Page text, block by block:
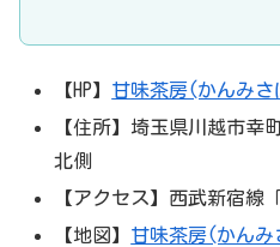
【HP】 甘味茶房(かんみ
【住所】埼玉県川越市幸
北側
【アクセス】西武新宿線
【地図】 甘味茶房(かん